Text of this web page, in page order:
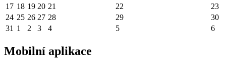
17 18 19 20 21 22
23
24 25 26 27 28 29
30
31 1 2 3 4 5 6
Mobilní aplikace